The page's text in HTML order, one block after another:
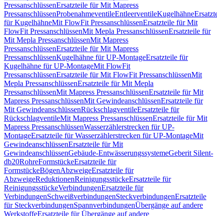
PressanschlüssenErsatzteile für Mit Mapress
PressanschlüssenProbenahmeventileEntleerventileKugelhähne
für KugelhähneMit FlowFit PressanschlüssenErsatzteile für Mit
FlowFit PressanschlüssenMit Mepla PressanschlüssenErsatzteile für
Mit Mepla PressanschlüssenMit Mapress
PressanschlüssenErsatzteile für Mit Mapress
PressanschlüssenKugelhähne für UP-MontageErsatzteile für
Kugelhähne für UP-MontageMit FlowFit
PressanschlüssenErsatzteile für Mit FlowFit PressanschlüssenMit
Mepla PressanschlüssenErsatzteile für Mit Mepla
PressanschlüssenMit Mapress PressanschlüssenErsatzteile für Mit
Mapress PressanschlüssenMit GewindeanschlüssenErsatzteile für
Mit GewindeanschlüssenRückschlagventileErsatzteile für
RückschlagventileMit Mapress PressanschlüssenErsatzteile für Mit
Mapress PressanschlüssenWasserzählerstrecken für UP-
MontageErsatzteile für Wasserzählerstrecken für UP-MontageMit
GewindeanschlüssenErsatzteile für Mit
GewindeanschlüssenGebäude-EntwässerungssystemeGeberit Silent-
db20RohreFormstückeErsatzteile für
FormstückeBögenAbzweigeErsatzteile für
AbzweigeReduktionenReinigungsstückeErsatzteile für
ReinigungsstückeVerbindungenErsatzteile für
VerbindungenSchweißverbindungenSteckverbindungenErsatzteile
für SteckverbindungenSpannverbindungenÜbergänge auf andere
WerkstoffeErsatzteile für Übergänge auf andere